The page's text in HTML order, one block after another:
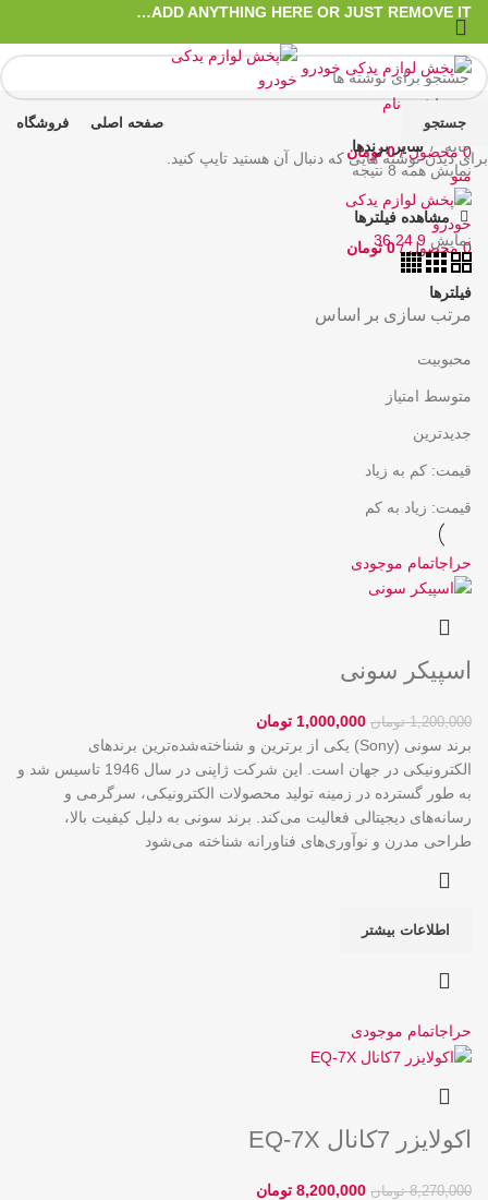
ADD ANYTHING HERE OR JUST REMOVE IT…
ورود / ثبت نام
علاقه مندی
0 محصول /
0 تومان
منو
0 محصول /
0 تومان
صفحه اصلی فروشگاه
خانه
سایر برندها
نمایش همه 8 نتیجه
مشاهده فیلترها
نمایش 9
24
36
فیلترها
مرتب سازی بر اساس
محبوبیت
متوسط امتیاز
جدیدترین
قیمت: کم به زیاد
قیمت: زیاد به کم
حراجاتمام موجودی
اسپیکر سونی
1,200,000 تومان 1,000,000 تومان
برند سونی (Sony) یکی از برترین و شناخته‌شده‌ترین برندهای
الکترونیکی در جهان است. این شرکت ژاپنی در سال 1946 تاسیس شد و
به طور گسترده در زمینه تولید محصولات الکترونیکی، سرگرمی و
رسانه‌های دیجیتالی فعالیت می‌کند. برند سونی به دلیل کیفیت بالا،
طراحی مدرن و نوآوری‌های فناورانه شناخته می‌شود
اطلاعات بیشتر
حراجاتمام موجودی
اکولایزر 7کانال EQ-7X
8,270,000 تومان 8,200,000 تومان
جستجو
برای دیدن نوشته هایی که دنبال آن هستید تایپ کنید.